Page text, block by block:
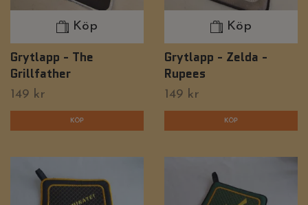
Köp
Grytlapp - The
Grillfather
149 kr
Köp
Grytlapp - Zelda -
Rupees
149 kr